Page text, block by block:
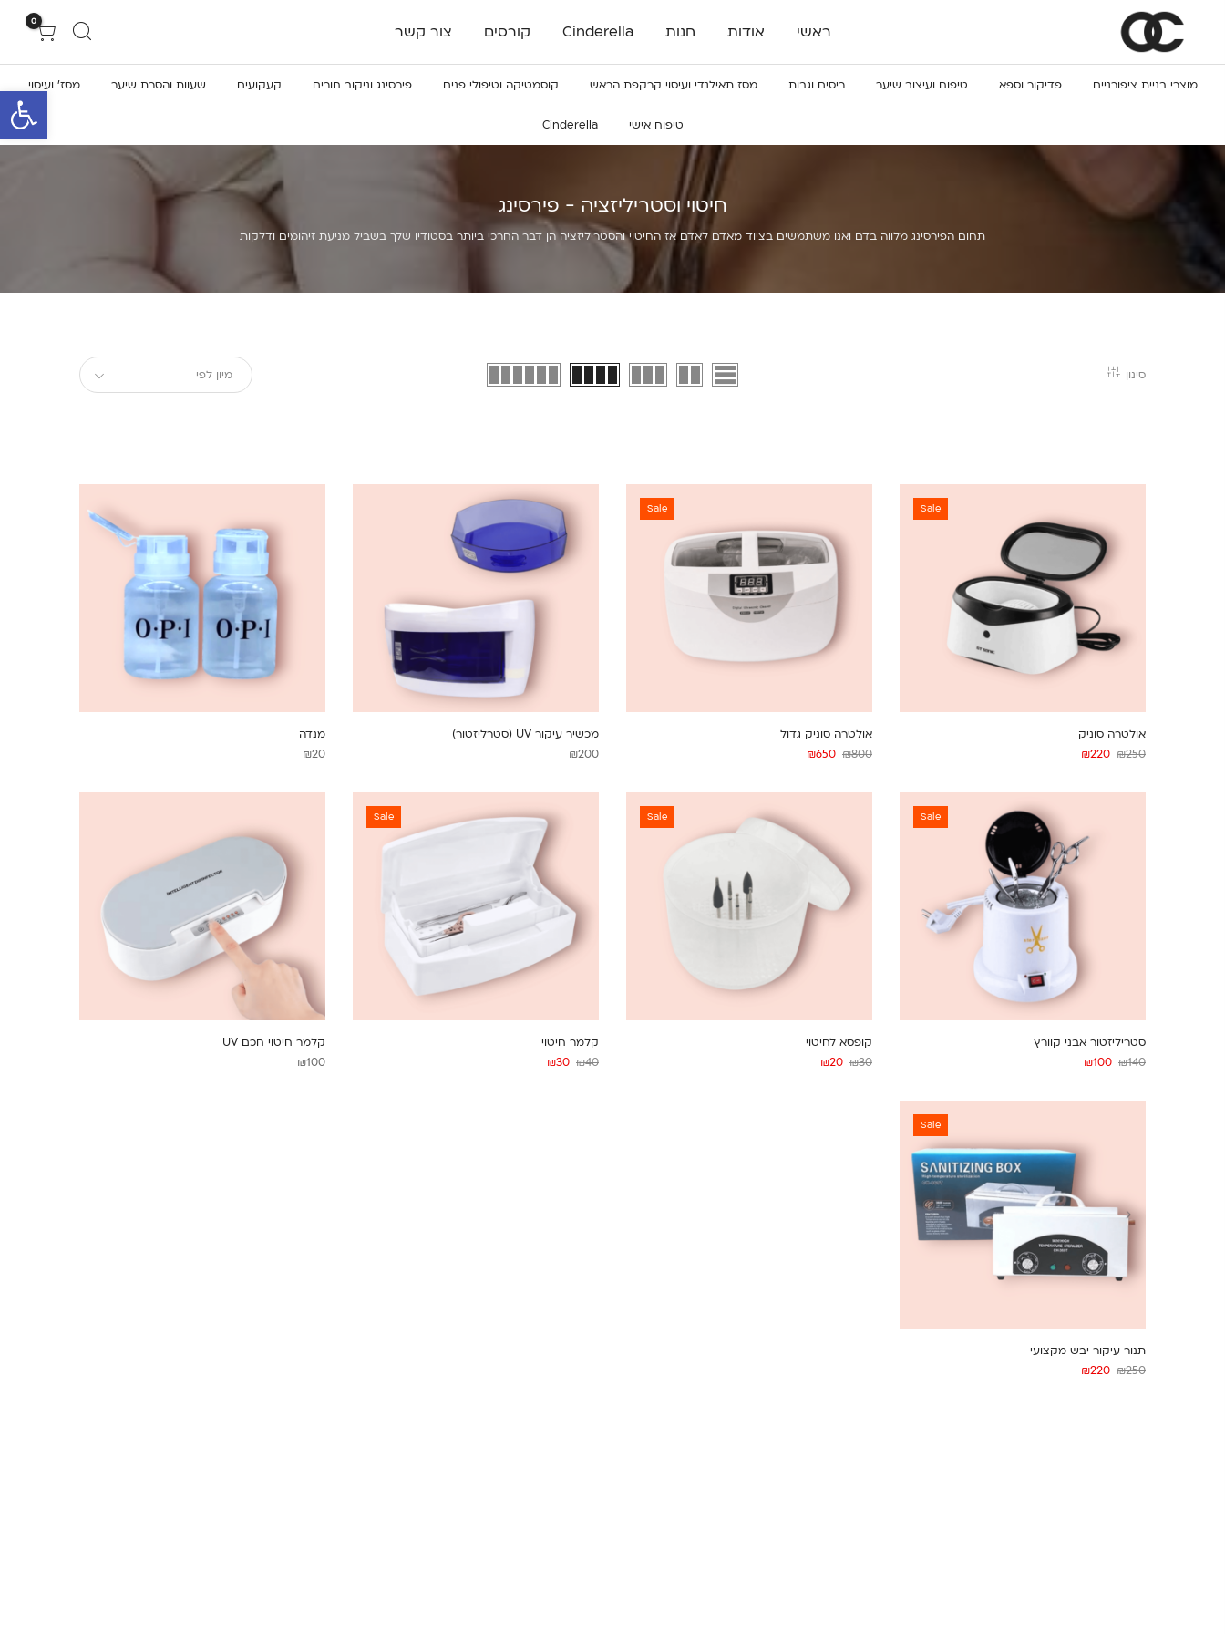
פתח
ראשי אודות חנות Cinderella קורסים צור קשר
0
מוצרי בניית ציפורניים פדיקור וספא טיפוח ועיצוב שיער ריסים וגבות מסז תאילנדי ועיסוי קרקפת הראש קוסמטיקה וטיפולי פנים פירסינג וניקוב חורים קעקועים שעוות והסרת שיער מסז’ ועיסוי
טיפוח אישי Cinderella
חיטוי וסטריליזציה - פירסינג
תחום הפירסינג מלווה בדם ואנו משתמשים בציוד מאדם לאדם אז החיטוי והסטריליזציה הן דבר החרכי ביותר בסטודיו שלך בשביל מניעת זיהומים ודלקות
סינון מיון לפי
Sale
אולטרה סוניק
₪250
₪220
Sale
אולטרה סוניק גדול
₪800
₪650
מכשיר עיקור UV (סטרליזטור)
₪200
מנדה
₪20
Sale
סטריליזטור אבני קוורץ
₪140
₪100
Sale
קופסא לחיטוי
₪30
₪20
Sale
קלמר חיטוי
₪40
₪30
קלמר חיטוי חכם UV
₪100
Sale
תנור עיקור יבש מקצועי
₪250
₪220